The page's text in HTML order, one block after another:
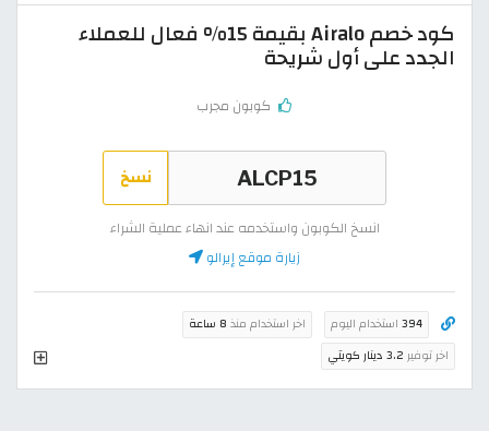
كود خصم Airalo بقيمة 15% فعال للعملاء
الجدد على أول شريحة
كوبون مجرب
نسخ
انسخ الكوبون واستخدمه عند انهاء عملية الشراء
زيارة موقع إيرالو
394 استخدام اليوم اخر استخدام منذ 8 ساعة
اخر توفير 3.2 دينار كويتي